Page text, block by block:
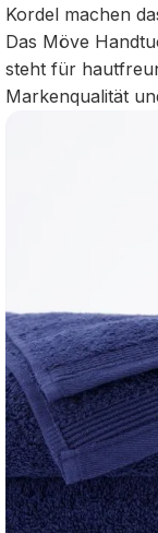
Kordel machen
Das Möve
steht für
Markenqualität